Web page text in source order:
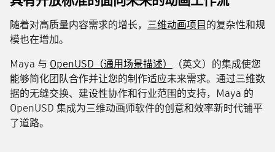
随着对高质量内容需求的增长， 三维动画项目的复杂性和规
模也在增加。
Maya 与 OpenUSD（通用场景描述）
（英文）的集成使您
能够简化团队合作并让您的制作适应未来需求。通过三维数
据的无缝交换、建设性协作和行业范围的支持，Maya 的
OpenUSD 集成为三维动画师软件的创意和效率新时代铺平
了道路。